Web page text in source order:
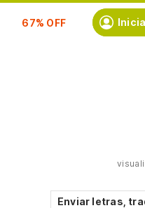
Suscríbete
Enviar letras,